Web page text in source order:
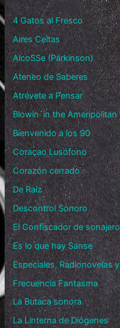
4 Gatos al Fresco
Aires Celtas
AlcoSSe (Párkinson)
Ateneo de Saberes
Atrévete a Pensar
Blowin´in the Ameripolitan
Bienvenido a los 90
Coraçao Lusófono
Corazón cerrado
De Raíz
Descontrol Sonoro
El Confiscador de
Es lo que hay Sanse
Especiales, Radionovelas
Frecuencia Fantasma
La Butaca sonora
La Linterna de Diógenes